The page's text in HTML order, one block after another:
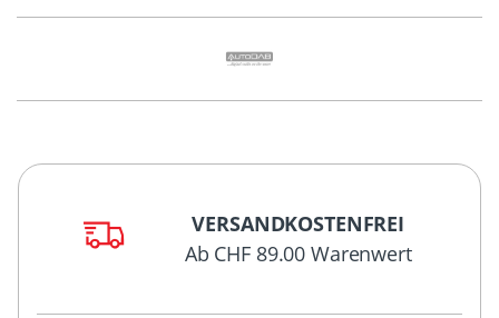
VERSANDKOSTENFREI
Ab CHF 89.00 Warenwert